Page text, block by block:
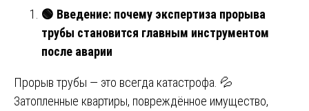
🟢 Введение: почему экспертиза прорыва
трубы становится главным инструментом
после аварии
Прорыв трубы — это всегда катастрофа. 💦
Затопленные квартиры, повреждённое имущество,